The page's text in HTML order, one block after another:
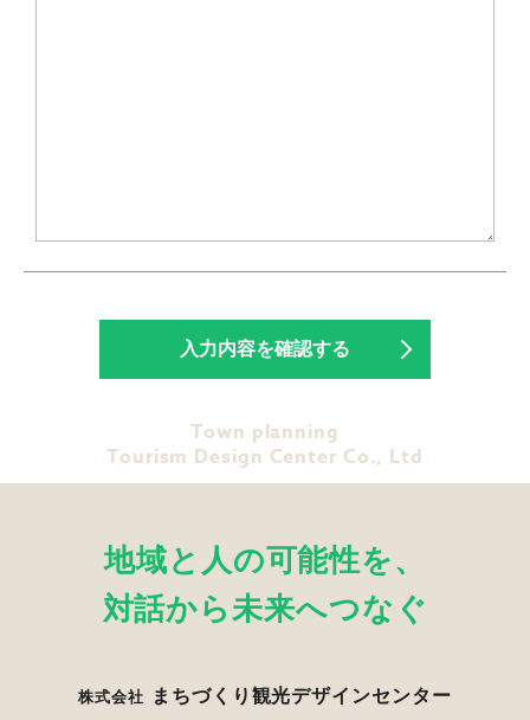
Town planning
Tourism Design Center Co., Ltd
地域と人の可能性を、
対話から未来へつなぐ
株式会社 まちづくり観光デザインセンター